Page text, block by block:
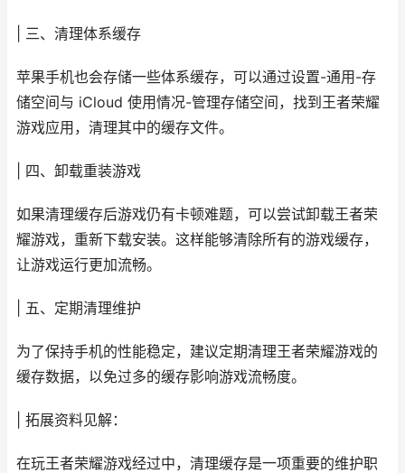
| 三、清理体系缓存
苹果手机也会存储一些体系缓存，可以通过设置-通用-存
储空间与 iCloud 使用情况-管理存储空间，找到王者荣耀
游戏应用，清理其中的缓存文件。
| 四、卸载重装游戏
如果清理缓存后游戏仍有卡顿难题，可以尝试卸载王者荣
耀游戏，重新下载安装。这样能够清除所有的游戏缓存，
让游戏运行更加流畅。
| 五、定期清理维护
为了保持手机的性能稳定，建议定期清理王者荣耀游戏的
缓存数据，以免过多的缓存影响游戏流畅度。
| 拓展资料见解：
在玩王者荣耀游戏经过中，清理缓存是一项重要的维护职